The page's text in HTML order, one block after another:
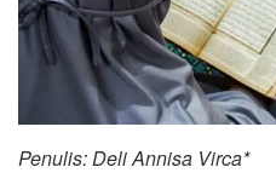
Penulis: Deli Annisa Virca*